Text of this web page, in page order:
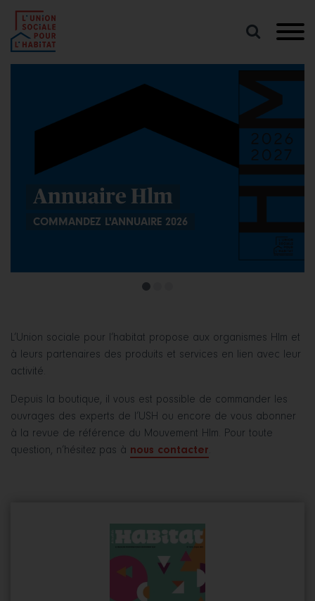
Lancer
Boutique
Actualités
LE MAGAZINE D'INFORMATION DU
L’Union sociale pour l’habitat propose aux organismes Hlm et
à leurs partenaires des produits et services en lien avec leur
activité.
Depuis la boutique, il vous est possible de commander les
ouvrages des experts de l’USH ou encore de vous abonner
à la revue de référence du Mouvement Hlm. Pour toute
question, n’hésitez pas à nous contacter